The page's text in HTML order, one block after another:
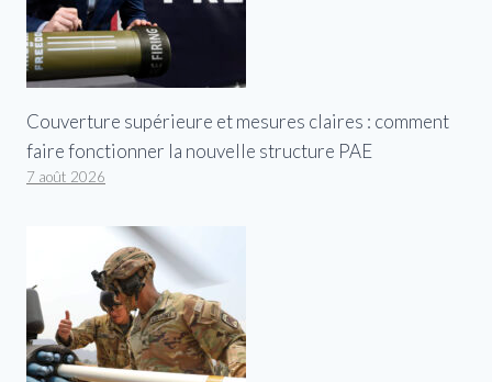
Couverture supérieure et mesures claires : comment
faire fonctionner la nouvelle structure PAE
7 août 2026